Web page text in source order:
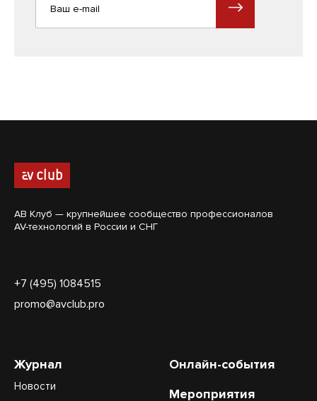
АВ Клуб — крупнейшее сообщество профессионалов
AV-технологий в России и СНГ
+7 (495) 1084515
promo@avclub.pro
Журнал
Новости
Онлайн-события
Мероприятия